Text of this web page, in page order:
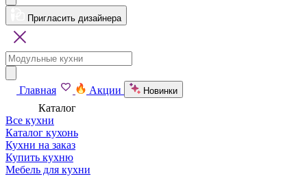
Пригласить дизайнера
Главная Акции Новинки
Каталог
Все кухни
Каталог кухонь
Кухни на заказ
Купить кухню
Мебель для кухни